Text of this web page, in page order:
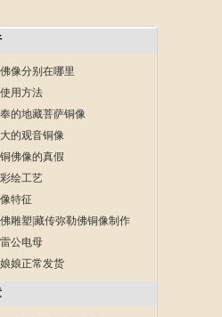
像分别在哪里
用方法
的地藏菩萨铜像
的观音铜像
佛像的真假
绘工艺
特征
雕塑|藏传弥勒佛铜像制作
公电母
娘正常发货